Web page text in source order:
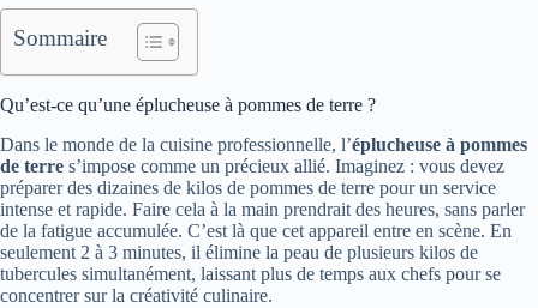
Sommaire
Qu’est-ce qu’une éplucheuse à pommes de terre ?
Dans le monde de la cuisine professionnelle, l’éplucheuse à pommes
de terre s’impose comme un précieux allié. Imaginez : vous devez
préparer des dizaines de kilos de pommes de terre pour un service
intense et rapide. Faire cela à la main prendrait des heures, sans parler
de la fatigue accumulée. C’est là que cet appareil entre en scène. En
seulement 2 à 3 minutes, il élimine la peau de plusieurs kilos de
tubercules simultanément, laissant plus de temps aux chefs pour se
concentrer sur la créativité culinaire.